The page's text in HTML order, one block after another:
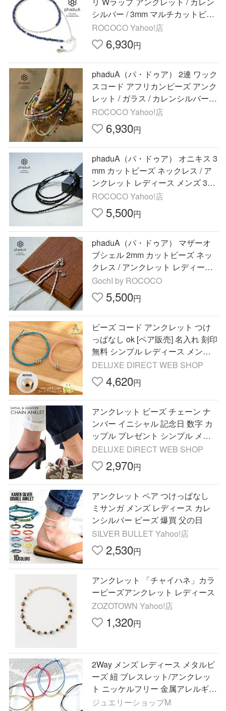
シルバー / 3mm マルチカットビー
ズ / レディース
ROCOCO Yahoo!店
6,930円
phaduA（パ・ドゥア） 2連 ワック
スコード アフリカンビーズ アンク
レット / ガラス / カレンシルバー /
ペア / レディース メンズ
ROCOCO Yahoo!店
6,930円
phaduA（パ・ドゥア） オニキス 3
mm カットビーズ ネックレス / ア
ンクレット レディース メンズ 3m
mカット
ROCOCO Yahoo!店
5,500円
phaduA（パ・ドゥア） マザーオ
ブシェル 2mm カットビーズ ネッ
クレス / アンクレット レディース
メンズ 天然貝
GochI by ROCOCO
5,500円
ビーズ コード アンクレット つけ
っぱなし ok [ペア販売] 名入れ 刻印
無料 シンプル レディース メンズ
ギフト サージカルステンレス イニ
シャル BiBi Alavel
DELUXE DIRECT WEB SHOP
4,620円
アンクレット ビーズ チェーン ナ
ンバー イニシャル 記念日 数字 カ
ップル プレゼント シンプル メン
ズ レディース 単品販売 ANK6012
Alavel
DELUXE DIRECT WEB SHOP
2,970円
アンクレット ペア つけっぱなし
ミサンガ メンズ レディース カレ
ンシルバー ビーズ 爆買 父の日
SILVER BULLET Yahoo!店
2,530円
アンクレット 「チャイハネ」カラ
ービーズアンクレット レディース
ZOZOTOWN Yahoo!店
1,320円
2Way メンズ レディース メタルビ
ーズ 紐 ブレスレット/アンクレッ
ト ニッケルフリー 金属アレルギー
対応 日本製
ジュエリーショップM